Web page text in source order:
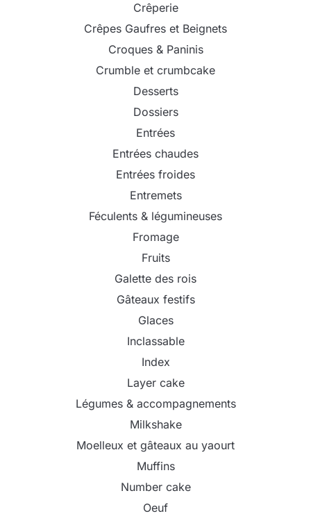
Crêperie
Crêpes Gaufres et Beignets
Croques & Paninis
Crumble et crumbcake
Desserts
Dossiers
Entrées
Entrées chaudes
Entrées froides
Entremets
Féculents & légumineuses
Fromage
Fruits
Galette des rois
Gâteaux festifs
Glaces
Inclassable
Index
Layer cake
Légumes & accompagnements
Milkshake
Moelleux et gâteaux au yaourt
Muffins
Number cake
Oeuf